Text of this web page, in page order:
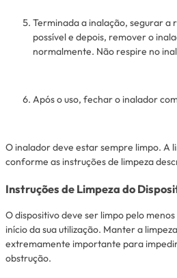
Terminada a inalação, segurar a
possível e depois, remover o
normalmente. Não respire no
Após o uso, fechar o inalador
O inalador deve estar sempre limpo. A
conforme as instruções de limpeza
Instruções de Limpeza do
O dispositivo deve ser limpo pelo
início da sua utilização. Manter a
extremamente importante para
obstrução.